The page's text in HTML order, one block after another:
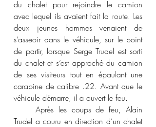
du chalet pour rejoindre le camion
avec lequel ils avaient fait la route. Les
deux jeunes hommes venaient de
s’asseoir dans le véhicule, sur le point
de partir, lorsque Serge Trudel est sorti
du chalet et s’est approché du camion
de ses visiteurs tout en épaulant une
carabine de calibre .22. Avant que le
véhicule démarre, il a ouvert le feu.
Trudel a couru en direction d’un chalet